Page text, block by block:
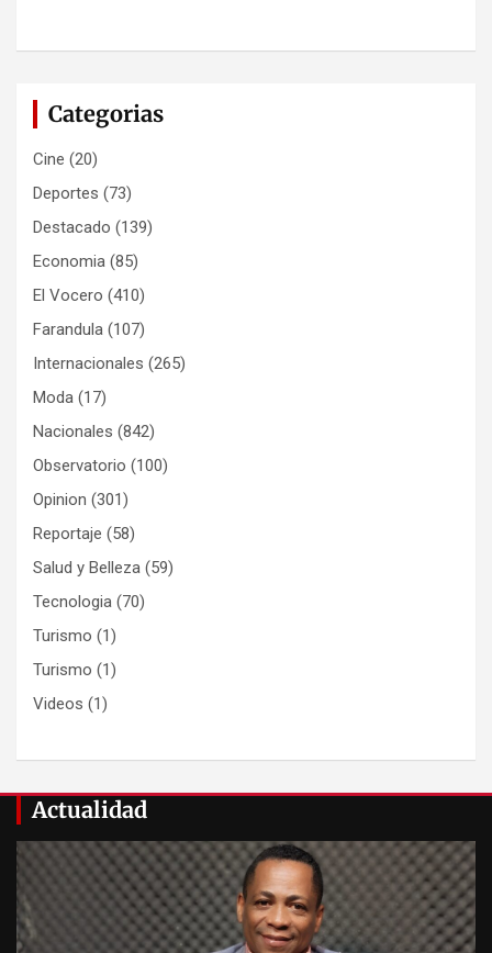
Categorias
Cine (20)
Deportes (73)
Destacado (139)
Economia (85)
El Vocero (410)
Farandula (107)
Internacionales (265)
Moda (17)
Nacionales (842)
Observatorio (100)
Opinion (301)
Reportaje (58)
Salud y Belleza (59)
Tecnologia (70)
Turismo (1)
Turismo (1)
Videos (1)
Actualidad